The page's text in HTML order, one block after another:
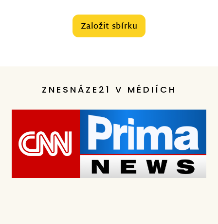
Založit sbírku
ZNESNÁZE21 V MÉDIÍCH